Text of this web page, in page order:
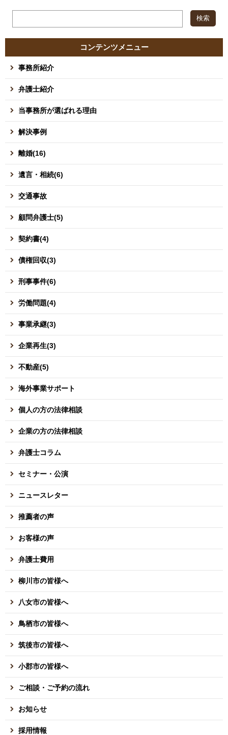
コンテンツメニュー
事務所紹介
弁護士紹介
当事務所が選ばれる理由
解決事例
離婚(16)
遺言・相続(6)
交通事故
顧問弁護士(5)
契約書(4)
債権回収(3)
刑事事件(6)
労働問題(4)
事業承継(3)
企業再生(3)
不動産(5)
海外事業サポート
個人の方の法律相談
企業の方の法律相談
弁護士コラム
セミナー・公演
ニュースレター
推薦者の声
お客様の声
弁護士費用
柳川市の皆様へ
八女市の皆様へ
鳥栖市の皆様へ
筑後市の皆様へ
小郡市の皆様へ
ご相談・ご予約の流れ
お知らせ
採用情報